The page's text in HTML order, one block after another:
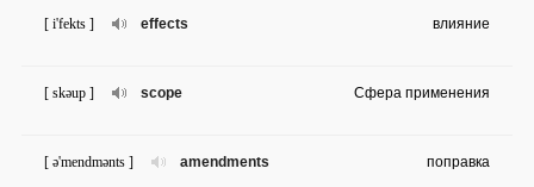
effects
[ i'fekts ] влияние
scope
[ skəup ] Сфера применения
amendments
[ ə'mendmənts ] поправка